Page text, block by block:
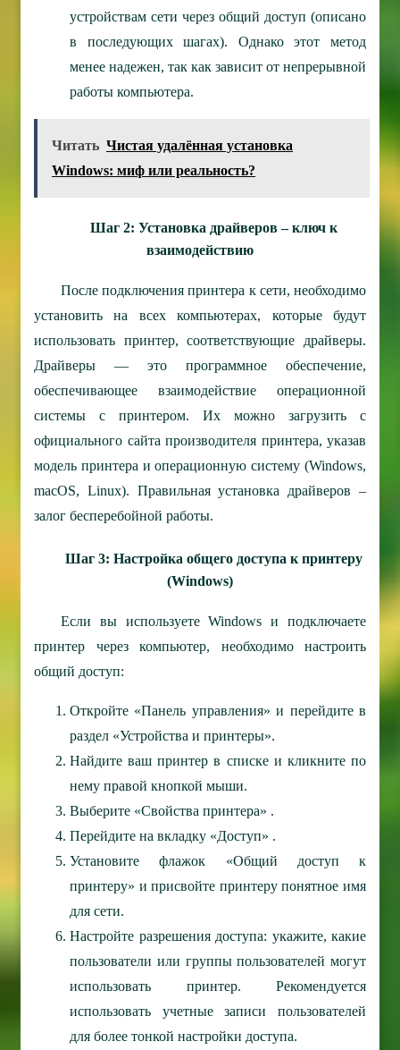
устройствам сети через общий доступ (описано
в последующих шагах). Однако этот метод
менее надежен, так как зависит от непрерывной
работы компьютера.
Читать Чистая удалённая установка
Windows: миф или реальность?
Шаг 2: Установка драйверов – ключ к
взаимодействию
После подключения принтера к сети, необходимо
установить на всех компьютерах, которые будут
использовать принтер, соответствующие драйверы.
Драйверы — это программное обеспечение,
обеспечивающее взаимодействие операционной
системы с принтером. Их можно загрузить с
официального сайта производителя принтера, указав
модель принтера и операционную систему (Windows,
macOS, Linux). Правильная установка драйверов –
залог бесперебойной работы.
Шаг 3: Настройка общего доступа к принтеру
(Windows)
Если вы используете Windows и подключаете
принтер через компьютер, необходимо настроить
общий доступ:
Откройте «Панель управления» и перейдите в
раздел «Устройства и принтеры».
Найдите ваш принтер в списке и кликните по
нему правой кнопкой мыши.
Выберите «Свойства принтера» .
Перейдите на вкладку «Доступ» .
Установите флажок «Общий доступ к
принтеру» и присвойте принтеру понятное имя
для сети.
Настройте разрешения доступа: укажите, какие
пользователи или группы пользователей могут
использовать принтер. Рекомендуется
использовать учетные записи пользователей
для более тонкой настройки доступа.